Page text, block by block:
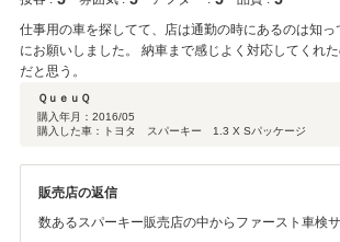
仕事用の車を探してて、店は通勤の時にあるのは知
にお願いしました。 納車まで感じよく対応してくれ
だと思う。
ＱｕｅｕＱ
購入年月： 2016/05
購入した車：トヨタ スパーキー 1.3 X Sパッケージ
販売店の返信
数あるスパーキー販売店の中からファースト車検